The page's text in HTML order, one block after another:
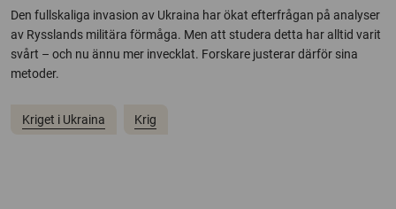
Den fullskaliga invasion av Ukraina har ökat efterfrågan på analyser
av Rysslands militära förmåga. Men att studera detta har alltid varit
svårt – och nu ännu mer invecklat. Forskare justerar därför sina
metoder.
Kriget i Ukraina Krig